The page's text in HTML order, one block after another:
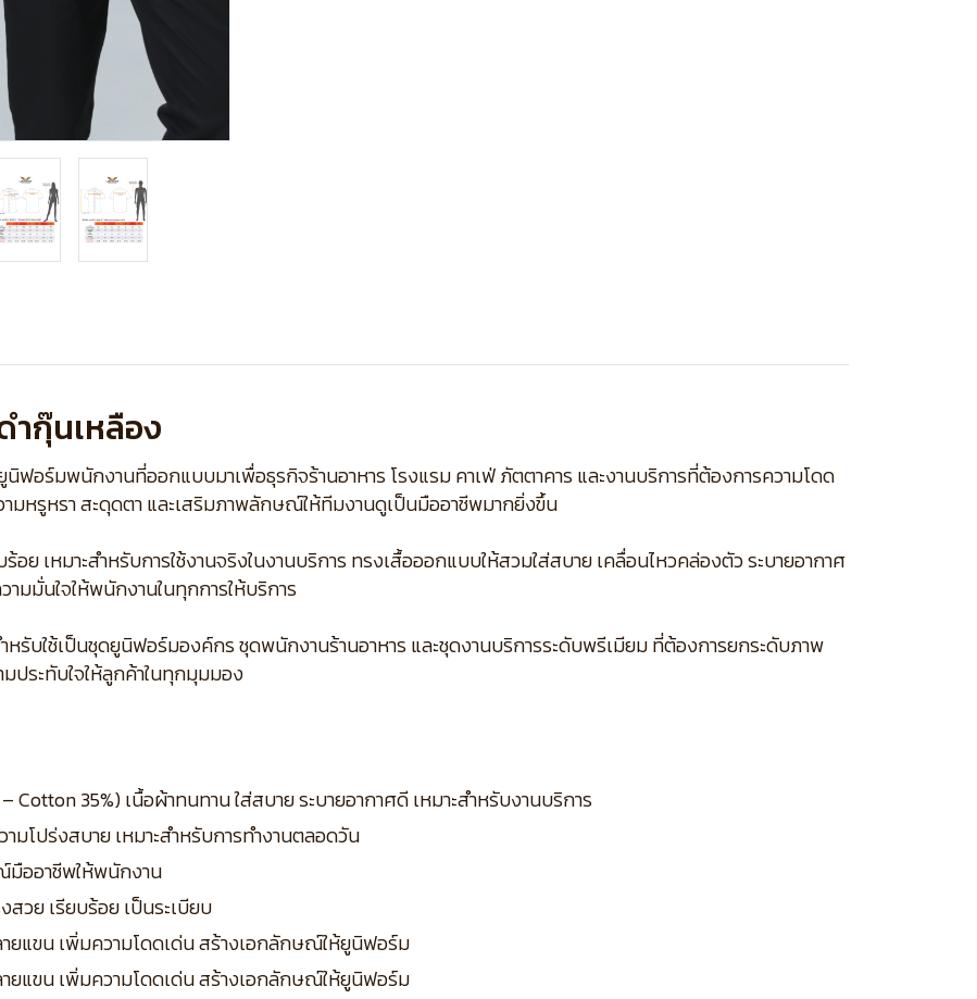
ำกุ๊นเหลือง
อร์มพนักงานที่ออกแบบมาเพื่อธุรกิจร้านอาหาร โรงแรม คาเฟ่ ภัตตาคาร และงานบริการที่ต้องการความโดด
หรูหรา สะดุดตา และเสริมภาพลักษณ์ให้ทีมงานดูเป็นมืออาชีพมากยิ่งขึ้น
เหมาะสำหรับการใช้งานจริงในงานบริการ ทรงเสื้อออกแบบให้สวมใส่สบาย เคลื่อนไหวคล่องตัว ระบายอากาศ
มมั่นใจให้พนักงานในทุกการให้บริการ
รับใช้เป็นชุดยูนิฟอร์มองค์กร ชุดพนักงานร้านอาหาร และชุดงานบริการระดับพรีเมียม ที่ต้องการยกระดับภาพ
ประทับใจให้ลูกค้าในทุกมุมมอง
Cotton 35%) เนื้อผ้าทนทาน ใส่สบาย ระบายอากาศดี เหมาะสำหรับงานบริการ
มโปร่งสบาย เหมาะสำหรับการทำงานตลอดวัน
ออาชีพให้พนักงาน
สวย เรียบร้อย เป็นระเบียบ
แขน เพิ่มความโดดเด่น สร้างเอกลักษณ์ให้ยูนิฟอร์ม
แขน เพิ่มความโดดเด่น สร้างเอกลักษณ์ให้ยูนิฟอร์ม